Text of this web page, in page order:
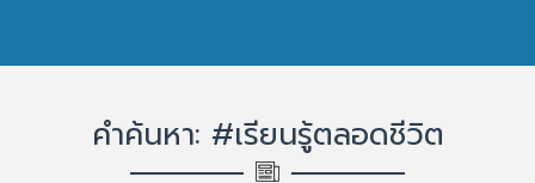
คำค้นหา: #เรียนรู้ตลอดชีวิต